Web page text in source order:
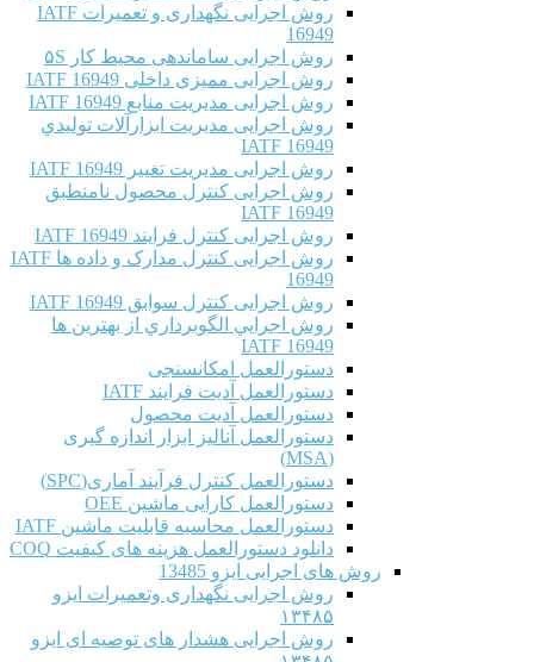
روش اجرایی نگهداری و تعمیرات IATF
16949
روش اجرایی ساماندهی محیط کار ۵S
روش اجرایی ممیزی داخلی IATF 16949
روش اجرایی مدیریت منابع IATF 16949
روش اجرایی مديريت ابزارآلات توليدي
IATF 16949
روش اجرایی مدیریت تغییر IATF 16949
روش اجرایی کنترل محصول نامنطبق
IATF 16949
روش اجرایی کنترل فرایند IATF 16949
روش اجرایی کنترل مدارک و داده ها IATF
16949
روش اجرایی کنترل سوابق IATF 16949
روش اجرايي الگوبرداري از بهترين ها
IATF 16949
دستورالعمل امکانسنجی
دستورالعمل آدیت فرایند IATF
دستورالعمل آدیت محصول
دستورالعمل آنالیز ابزار اندازه گیری
(MSA)
دستورالعمل کنترل فرآیند آماری(SPC)
دستورالعمل کارایی ماشین OEE
دستورالعمل محاسبه قابلیت ماشین IATF
دانلود دستورالعمل هزینه های کیفیت COQ
روش های اجرایی ایزو 13485
روش اجرایی نگهداری وتعمیرات ایزو
۱۳۴۸۵
روش اجرایی هشدار های توصیه ای ایزو